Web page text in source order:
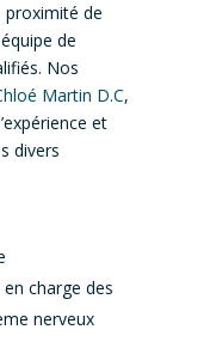
proximité de
de
Nos
Martin D.C,
et
divers
charge des
nerveux